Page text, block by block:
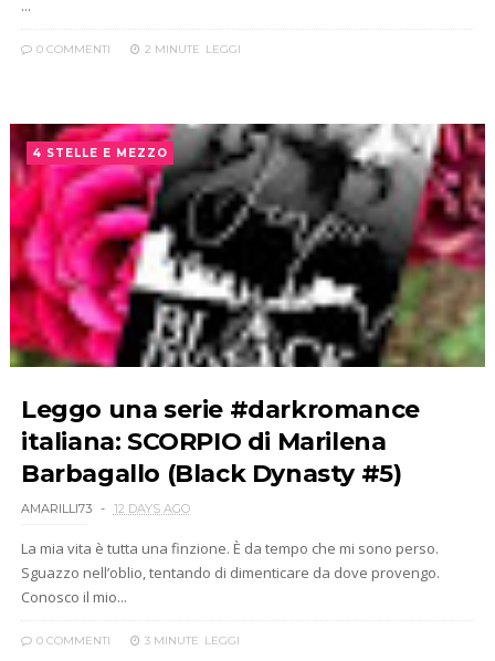
...
0 COMMENTI 2 MINUTE LEGGI
4 STELLE E MEZZO
Leggo una serie #darkromance
italiana: SCORPIO di Marilena
Barbagallo (Black Dynasty #5)
AMARILLI73 12 DAYS AGO
La mia vita è tutta una finzione. È da tempo che mi sono perso.
Sguazzo nell’oblio, tentando di dimenticare da dove provengo.
Conosco il mio...
0 COMMENTI 3 MINUTE LEGGI